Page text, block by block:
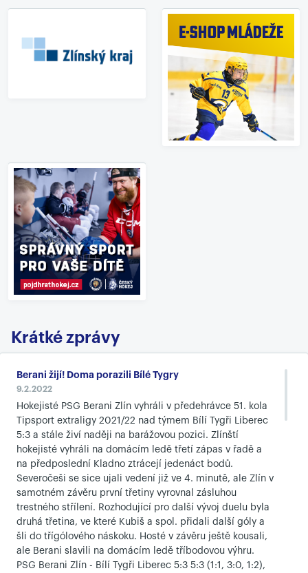
Krátké zprávy
Berani žijí! Doma porazili Bílé Tygry
9.2.2022
Hokejisté PSG Berani Zlín vyhráli v předehrávce 51. kola
Tipsport extraligy 2021/22 nad týmem Bílí Tygři Liberec
5:3 a stále živí naději na barážovou pozici. Zlínští
hokejisté vyhráli na domácím ledě třetí zápas v řadě a
na předposlední Kladno ztrácejí jedenáct bodů.
Severočeši se sice ujali vedení již ve 4. minutě, ale Zlín v
samotném závěru první třetiny vyrovnal zásluhou
trestného střílení. Rozhodující pro další vývoj duelu byla
druhá třetina, ve které Kubiš a spol. přidali další góly a
šli do třígólového náskoku. Hosté v závěru ještě kousali,
ale Berani slavili na domácím ledě tříbodovou výhru.
PSG Berani Zlín - Bílí Tygři Liberec 5:3 5:3 (1:1, 3:0, 1:2),